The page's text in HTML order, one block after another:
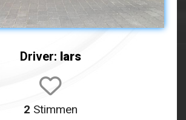
Driver: lars
2 Stimmen